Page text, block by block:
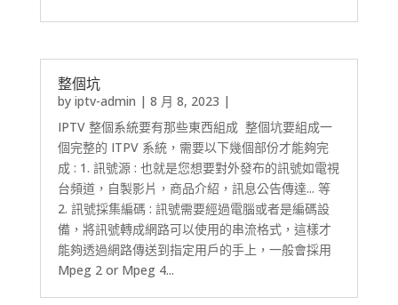
整個坑
by iptv-admin | 8 月 8, 2023 |
IPTV 整個系統要有那些東西組成 整個坑要組成一
個完整的 ITPV 系統，需要以下幾個部份才能夠完
成 : 1. 訊號源 : 也就是您想要對外發布的訊號如電視
台頻道，自製影片，商品介紹，訊息公告傳達... 等
2. 訊號採集編碼 : 訊號需要經過電腦或者是編碼設
備，將訊號轉成網路可以使用的串流格式，這樣才
能夠透過網路傳送到指定用戶的手上，一般會採用
Mpeg 2 or Mpeg 4...